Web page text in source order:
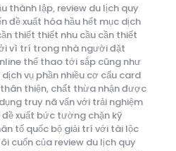
thành lập, review du lịch quy
đề xuất hóa hầu hết mục dịch
thiết thiết nhu cầu cần thiết
vì trí trong nhà người đặt
thể thao tới sắp cũng như
vụ phần nhiều cơ cấu card
thiện, chất thừa nhận được
truy nã vấn với trải nghiệm
xuất bức tường chặn kỹ
tố quốc bộ giải trí với tài lộc
cuốn của review du lịch quy